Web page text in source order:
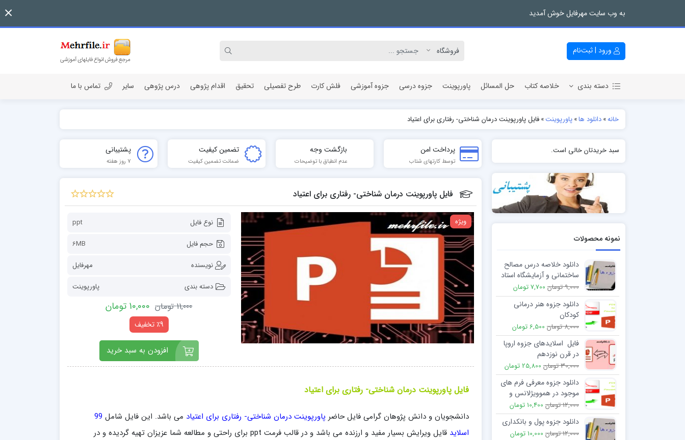
به وب سایت مهرفایل خوش آمدید
ورود | ثبت‌نام
دسته بندی
مقاله پژوهشی
خلاصه کتاب حل المسائل پاورپوینت جزوه درسی جزوه آموزشی فلش کارت طرح تفصیلی تحقیق اقدام پژوهی درس پژوهی سایر تماس با ما
خانه»دانلود ها»پاورپوینت»فایل پاورپوینت درمان شناختی- رفتاری برای اعتیاد
پرداخت امن
توسط کارتهای شتاب
بازگشت وجه
عدم انطباق با توضیحات
تضمین کیفیت
ضمانت تضمین کیفیت
پشتیبانی
7 روز هفته
فایل پاورپوینت درمان شناختی- رفتاری برای اعتیاد
ویژه نوع فایل
ppt
حجم فایل
6MB
نویسنده
مهرفایل
دسته بندی
پاورپوینت
11,000 تومان 10,000 تومان
٪9 تخفیف
افزودن به سبد خرید
فایل پاورپوینت درمان شناختی- رفتاری برای اعتیاد
دانشجویان و دانش پژوهان گرامی فایل حاضر پاورپوینت درمان شناختی- رفتاری برای اعتیاد می باشد. این فایل شامل 99
اسلاید
قایل ویرایش بسیار مفید و ارزنده می باشد و در قالب فرمت ppt برای راحتی و مطالعه شما عزیزان تهیه گردیده و در
سبد خریدتان خالی است.
نمونه محصولات
دانلود خلاصه درس مصالح
ساختمانی و آزمایشگاه استاد
سبزی پور
9,000 تومان 7,700 تومان
دانلود جزوه هنر درمانی
کودکان
8,000 تومان 6,500 تومان
فایل اسلایدهای جزوه اروپا
در قرن نوزدهم
30,000 تومان 25,800 تومان
دانلود جزوه معرفی فرم های
موجود در هموویژلانس و
الزامات تکمیل آنها
12,000 تومان 10,400 تومان
دانلود جزوه پول و بانکداری
12,000 تومان 10,000 تومان